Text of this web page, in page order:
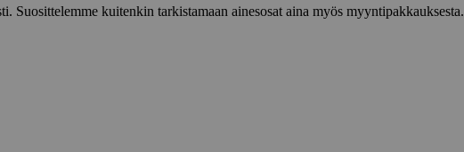
Suosittelemme kuitenkin tarkistamaan ainesosat aina myös myyntipakkauksesta.